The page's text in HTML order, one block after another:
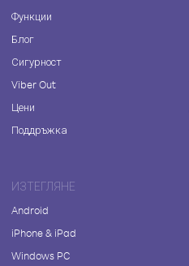
Функции
Блог
Сигурност
Viber Out
Цени
Поддръжка
ИЗТЕГЛЯНЕ
Android
iPhone & iPad
Windows PC